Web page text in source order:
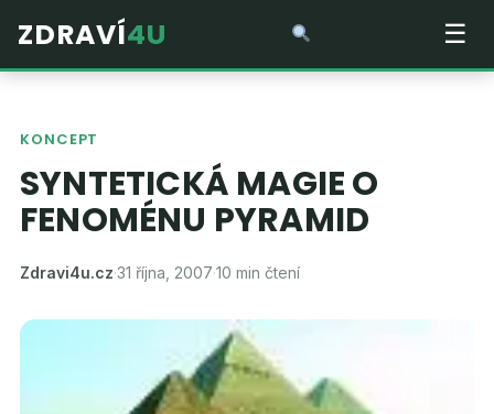
ZDRAVÍ4U ☰
KONCEPT
SYNTETICKÁ MAGIE O
FENOMÉNU PYRAMID
Zdravi4u.cz·31 října, 2007·10 min čtení